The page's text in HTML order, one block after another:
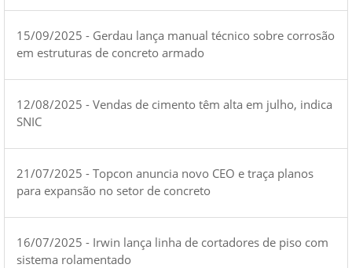
15/09/2025 - Gerdau lança manual técnico sobre corrosão
em estruturas de concreto armado
12/08/2025 - Vendas de cimento têm alta em julho, indica
SNIC
21/07/2025 - Topcon anuncia novo CEO e traça planos
para expansão no setor de concreto
16/07/2025 - Irwin lança linha de cortadores de piso com
sistema rolamentado